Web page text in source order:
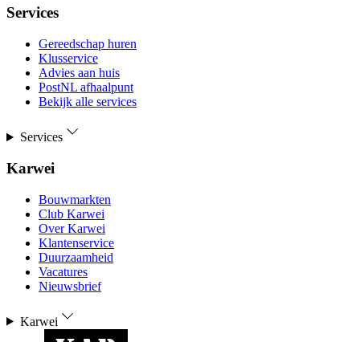
Services
Gereedschap huren
Klusservice
Advies aan huis
PostNL afhaalpunt
Bekijk alle services
Services
Karwei
Bouwmarkten
Club Karwei
Over Karwei
Klantenservice
Duurzaamheid
Vacatures
Nieuwsbrief
Karwei